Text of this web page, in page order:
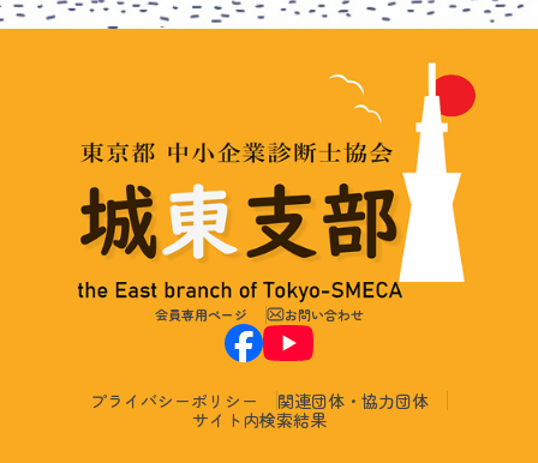
会員専用ページ お問い合わせ
プライバシーポリシー
関連団体・協力団体
サイト内検索結果